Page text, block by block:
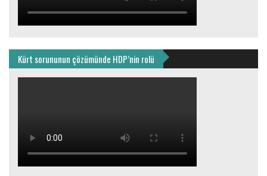
Kürt sorununun çözümünde HDP’nin rolü